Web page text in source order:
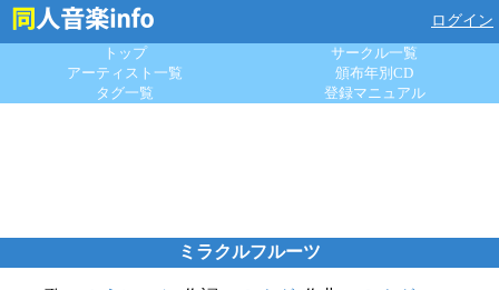
ログイン
トップ
サークル一覧
アーティスト一覧
頒布年別CD
タグ一覧
登録マニュアル
ミラクルフルーツ